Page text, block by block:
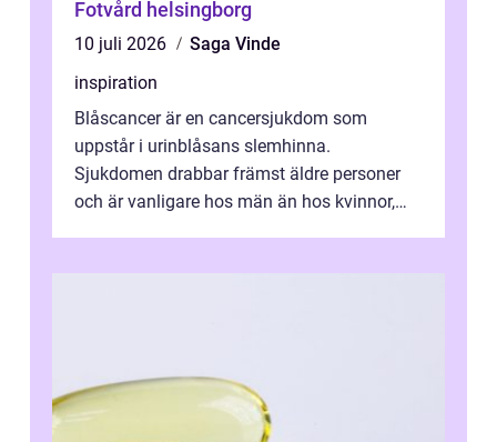
Fotvård helsingborg
10 juli 2026
Saga Vinde
inspiration
Blåscancer är en cancersjukdom som
uppstår i urinblåsans slemhinna.
Sjukdomen drabbar främst äldre personer
och är vanligare hos män än hos kvinnor,